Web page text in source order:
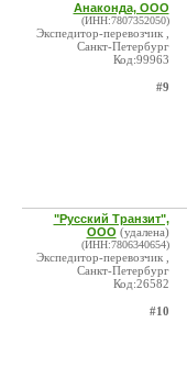
Анаконда, ООО
(ИНН:7807352050)
Экспедитор-перевозчик ,
Санкт-Петербург
Код:99963
#9
"Русский Транзит",
ООО (удалена)
(ИНН:7806340654)
Экспедитор-перевозчик ,
Санкт-Петербург
Код:26582
#10